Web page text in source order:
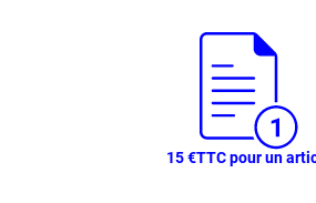
15 €TTC pour un